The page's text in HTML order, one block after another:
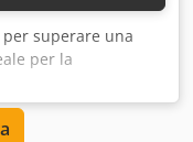
superare una
per la
trasporto di acqua
Nuovo